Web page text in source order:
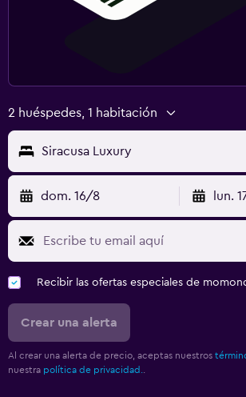
2 huéspedes, 1 habitación
Siracusa Luxury
dom. 16/8 lun.
Recibir las ofertas especiales de
Crear una alerta
Al crear una alerta de precio, aceptas nuestros
nuestra política de privacidad.